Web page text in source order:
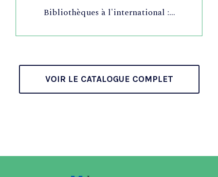
Bibliothèques à l'international :…
VOIR LE CATALOGUE COMPLET